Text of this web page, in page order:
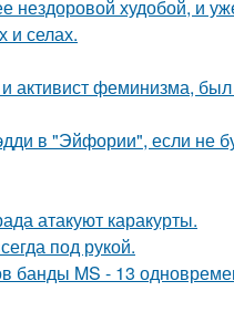
нездоровой худобой, и
и селах.
активист феминизма,
в "Эйфории", если не
атакуют каракурты.
под рукой.
банды MS - 13